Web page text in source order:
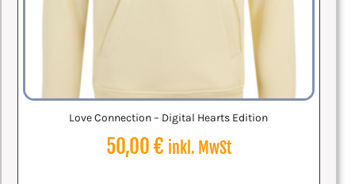
Love Connection – Digital Hearts Edition
50,00€ inkl. MwSt